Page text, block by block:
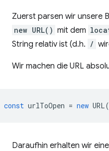
Zuerst parsen wir unsere
new URL() mit dem
String relativ ist (d.h. /
Wir machen die URL
const urlToOpen = new URL(
Daraufhin erhalten wir